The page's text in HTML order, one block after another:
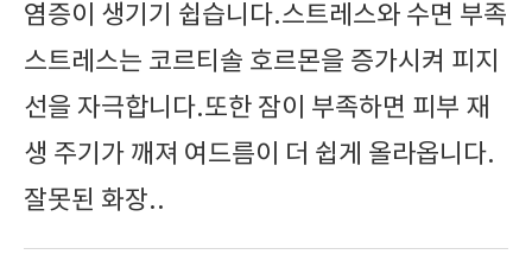
염증이 생기기 쉽습니다.스트레스와 수면 부족
스트레스는 코르티솔 호르몬을 증가시켜 피지
선을 자극합니다.또한 잠이 부족하면 피부 재
생 주기가 깨져 여드름이 더 쉽게 올라옵니다.
잘못된 화장..